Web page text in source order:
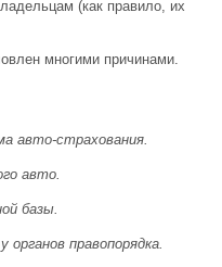
(как правило, их
многими причинами.
авто-страхования.
авто.
базы.
правопорядка.